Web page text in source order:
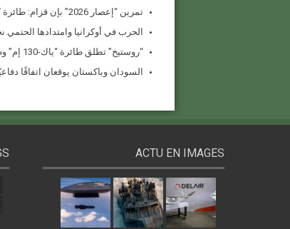
تمرين “إعصار 2026” بإن قزام: طائرة كرونشتات أوريون مُصوَّرة في العملية
الحرب في أوكرانيا وامتدادها الحتمي
“روستيخ” تطلق طائرة “ياك-130 إم” وطائرة “أنسات-إم” المُستبدلة للواردات في معرض دبي للطيران 2025
السودان وباكستان يوقعان اتفاقًا دفاعيًا تاريخيًا
ACTU EN IMAGES